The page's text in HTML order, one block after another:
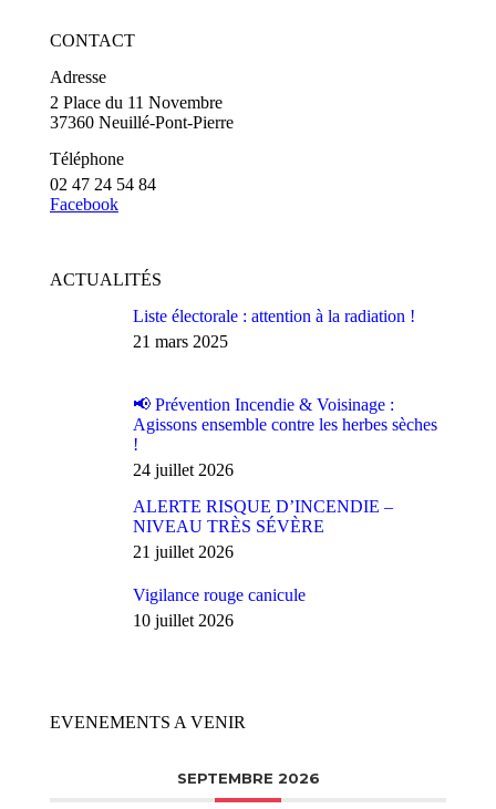
CONTACT
Adresse
2 Place du 11 Novembre
37360 Neuillé-Pont-Pierre
Téléphone
02 47 24 54 84
Facebook
ACTUALITÉS
Liste électorale : attention à la radiation !
21 mars 2025
📢 Prévention Incendie & Voisinage :
Agissons ensemble contre les herbes sèches
!
24 juillet 2026
ALERTE RISQUE D’INCENDIE –
NIVEAU TRÈS SÉVÈRE
21 juillet 2026
Vigilance rouge canicule
10 juillet 2026
EVENEMENTS A VENIR
SEPTEMBRE 2026